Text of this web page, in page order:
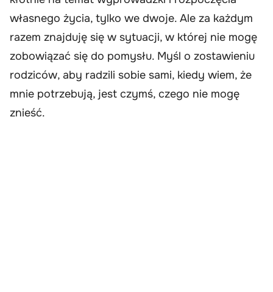
własnego życia, tylko we dwoje. Ale za każdym
razem znajduję się w sytuacji, w której nie mogę
zobowiązać się do pomysłu. Myśl o zostawieniu
rodziców, aby radzili sobie sami, kiedy wiem, że
mnie potrzebują, jest czymś, czego nie mogę
znieść.